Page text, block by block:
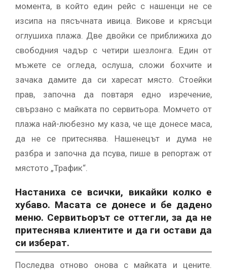
момента, в който един рейс с нашенци не се
изсипа на пясъчната ивица. Викове и крясъци
оглушиха плажа. Две двойки се приближиха до
свободния чадър с четири шезлонга. Един от
мъжете се огледа, ослуша, сложи бохчите и
зачака дамите да си харесат място. Стоейки
прав, започна да повтаря едно изречение,
свързано с майката по сервитьора. Момчето от
плажа най-любезно му каза, че ще донесе маса,
да не се притеснява. Нашенецът и дума не
разбра и започна да псува, пише в репортаж от
мястото „Трафик“.
Настаниха се всички, викайки колко е
хубаво. Масата се донесе и бе дадено
меню. Сервитьорът се оттегли, за да не
притеснява клиентите и да ги остави да
си изберат.
Последва отново онова с майката и цените.